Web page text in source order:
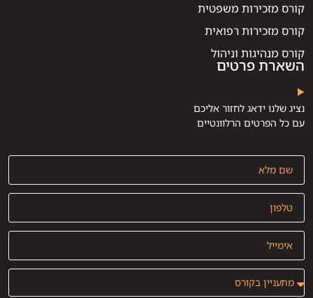
קורס מזכירות משפטית
קורס מזכירות רפואית
קורס מנהיגות וניהול
השארת פרטים
נציג שלנו ידאג לחזור אליכם
עם כל הפרטים הרלוונטיים